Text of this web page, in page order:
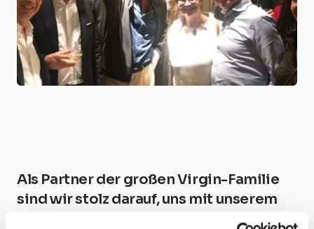
Als Partner der großen Virgin-Familie
sind wir stolz darauf, uns mit unserem
Fachwissen und unserer Erfahrung im